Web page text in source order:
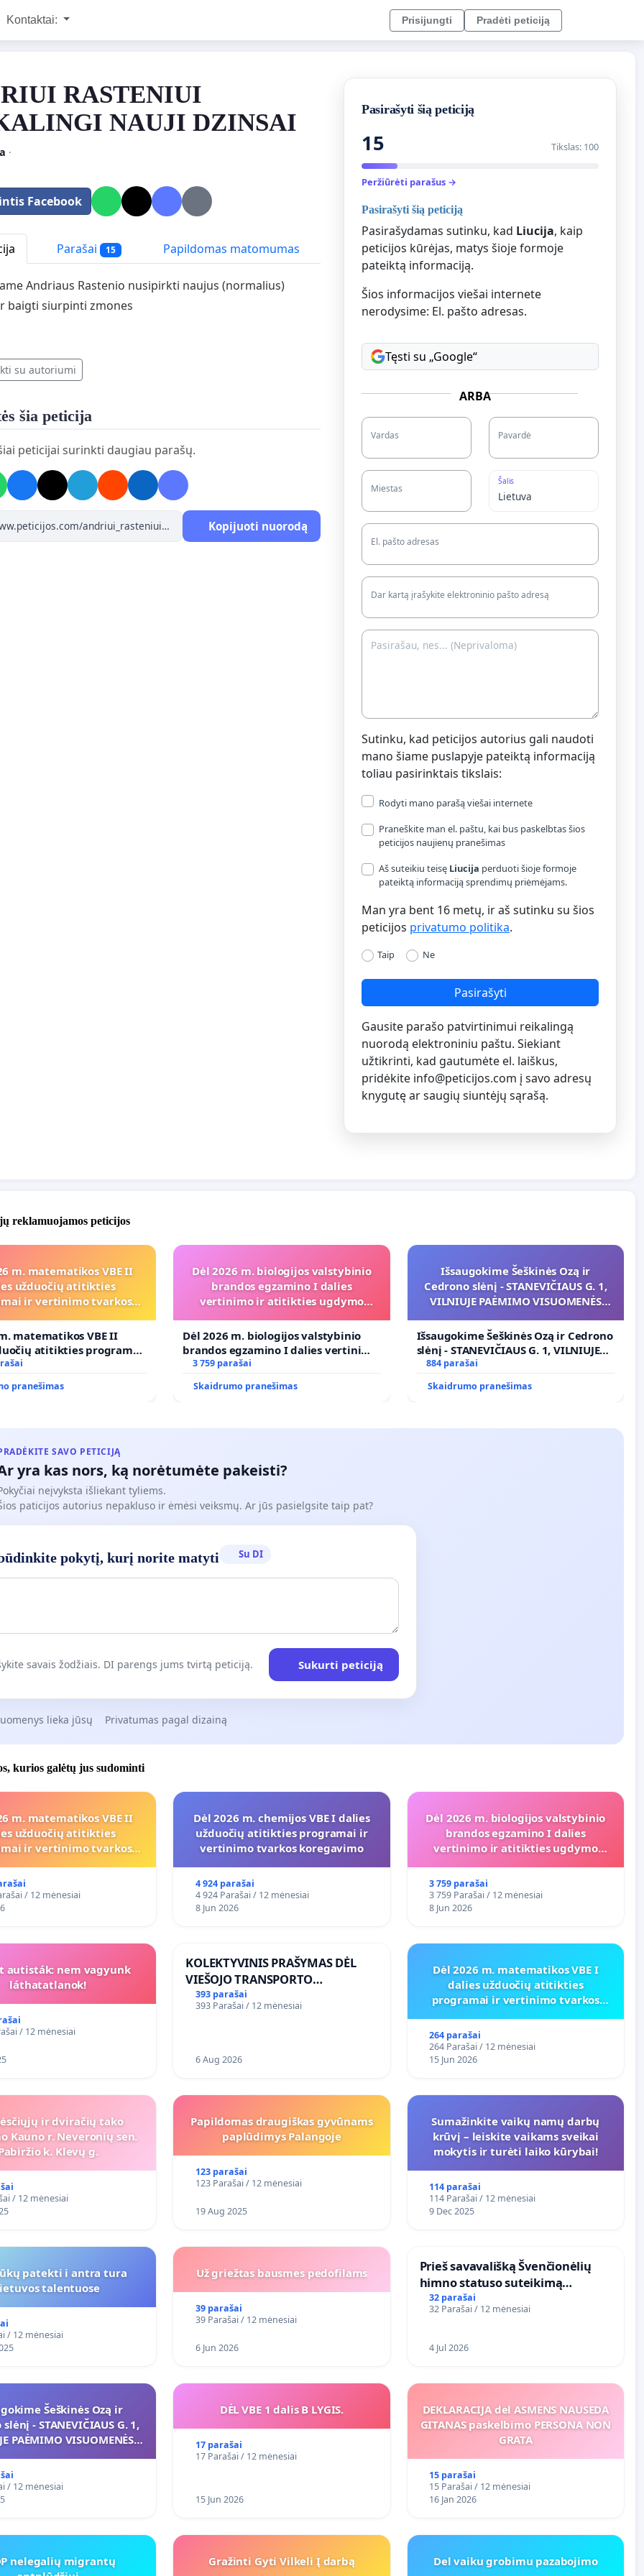
Kontaktai: Prisijungti Pradėti peticiją
RASTENIUI
NAUJI DZINSAI
·
Facebook
Parašai 15 Papildomas matomumas
Andriaus Rastenio nusipirkti naujus (normalius)
baigti siurpinti zmones
su autoriumi
šia peticija
peticijai surinkti daugiau parašų.
Kopijuoti nuorodą
Pasirašyti šią peticiją
15 Tikslas: 100
Peržiūrėti parašus →
Pasirašyti šią peticiją
Pasirašydamas sutinku, kad Liucija, kaip
peticijos kūrėjas, matys šioje formoje
pateiktą informaciją.
Šios informacijos viešai internete
nerodysime: El. pašto adresas.
Tęsti su „Google“
ARBA
Vardas Pavardė
Miestas
Šalis
El. pašto adresas
Dar kartą įrašykite elektroninio pašto adresą
Sutinku, kad peticijos autorius gali naudoti
mano šiame puslapyje pateiktą informaciją
toliau pasirinktais tikslais:
Rodyti mano parašą viešai internete
Praneškite man el. paštu, kai bus paskelbtas šios
peticijos naujienų pranešimas
Aš suteikiu teisę Liucija perduoti šioje formoje
pateiktą informaciją sprendimų priėmėjams.
Man yra bent 16 metų, ir aš sutinku su šios
peticijos privatumo politika.
Taip Ne
Pasirašyti
Gausite parašo patvirtinimui reikalingą
nuorodą elektroniniu paštu. Siekiant
užtikrinti, kad gautumėte el. laiškus,
pridėkite info@peticijos.com į savo adresų
knygutę ar saugių siuntėjų sąrašą.
reklamuojamos peticijos
m. matematikos VBE II
užduočių atitikties
ir vertinimo tvarkos
matematikos VBE II
atitikties programai
tvarkos koregavimo
pranešimas
Dėl 2026 m. biologijos valstybinio
brandos egzamino I dalies
vertinimo ir atitikties ugdymo
Dėl 2026 m. biologijos valstybinio
brandos egzamino I dalies vertinimo
ir atitikties ugdymo programai
3 759 parašai
Skaidrumo pranešimas
Išsaugokime Šeškinės Ozą ir
Cedrono slėnį - STANEVIČIAUS G. 1,
VILNIUJE PAĖMIMO VISUOMENĖS
PRITAIKYMO VIEŠAJAI ŽELDYNŲ
FUNKCIJAI
Išsaugokime Šeškinės Ozą ir Cedrono
slėnį - STANEVIČIAUS G. 1, VILNIUJE
PAĖMIMO VISUOMENĖS POREIKIAMS
VIEŠAJAI ŽELDYNŲ FUNKCIJAI
884 parašai
Skaidrumo pranešimas
SAVO PETICIJĄ
yra kas nors, ką norėtumėte pakeisti?
neįvyksta išliekant tyliems.
paticijos autorius nepakluso ir ėmėsi veiksmų. Ar jūs pasielgsite taip pat?
pokytį, kurį norite matyti Su DI
savais žodžiais. DI parengs jums tvirtą peticiją. Sukurti peticiją
lieka jūsų Privatumas pagal dizainą
kurios galėtų jus sudominti
m. matematikos VBE II
užduočių atitikties
ir vertinimo tvarkos
/ 12 mėnesiai
Dėl 2026 m. chemijos VBE I dalies
užduočių atitikties programai ir
vertinimo tvarkos koregavimo
4 924 parašai
4 924 Parašai / 12 mėnesiai
8 Jun 2026
Dėl 2026 m. biologijos valstybinio
brandos egzamino I dalies
vertinimo ir atitikties ugdymo
3 759 parašai
3 759 Parašai / 12 mėnesiai
8 Jun 2026
autisták: nem vagyunk
láthatatlanok!
/ 12 mėnesiai
KOLEKTYVINIS PRAŠYMAS DĖL
VIEŠOJO TRANSPORTO
SUSISIEKIMO GERINIMO
VOSYLIUKŲ KAIME
393 parašai
393 Parašai / 12 mėnesiai
6 Aug 2026
Dėl 2026 m. matematikos VBE I
dalies užduočių atitikties
programai ir vertinimo tvarkos
264 parašai
264 Parašai / 12 mėnesiai
15 Jun 2026
ir dviračių tako
Kauno r. Neveronių sen.
k. Klevų g.
/ 12 mėnesiai
Papildomas draugiškas gyvūnams
paplūdimys Palangoje
123 parašai
123 Parašai / 12 mėnesiai
19 Aug 2025
Sumažinkite vaikų namų darbų
krūvį – leiskite vaikams sveikai
mokytis ir turėti laiko kūrybai!
114 parašai
114 Parašai / 12 mėnesiai
9 Dec 2025
patekti i antra tura
talentuose
/ 12 mėnesiai
Už griežtas bausmes pedofilams
39 parašai
39 Parašai / 12 mėnesiai
6 Jun 2026
​Prieš savavališką Švenčionėlių
himno statuso suteikimą
atlikėjos Živilės dainai
32 parašai
32 Parašai / 12 mėnesiai
4 Jul 2026
Šeškinės Ozą ir
- STANEVIČIAUS G. 1,
PAĖMIMO VISUOMENĖS
VIEŠAJAI ŽELDYNŲ
FUNKCIJAI
/ 12 mėnesiai
DĖL VBE 1 dalis B LYGIS.
17 parašai
17 Parašai / 12 mėnesiai
15 Jun 2026
DEKLARACIJA del ASMENS NAUSEDA
GITANAS paskelbimo PERSONA NON
GRATA
15 parašai
15 Parašai / 12 mėnesiai
16 Jan 2026
nelegalių migrantų
Gražinti Gyti Vilkeli Į darbą Del vaiku grobimu pazabojimo